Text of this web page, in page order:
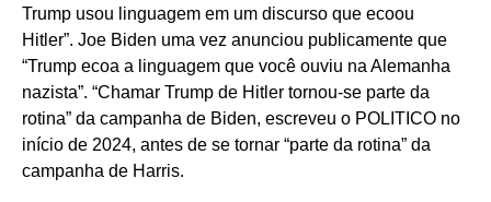
Trump usou linguagem em um discurso que ecoou
Hitler”. Joe Biden uma vez anunciou publicamente que
“Trump ecoa a linguagem que você ouviu na Alemanha
nazista”. “Chamar Trump de Hitler tornou-se parte da
rotina” da campanha de Biden, escreveu o POLITICO no
início de 2024, antes de se tornar “parte da rotina” da
campanha de Harris.